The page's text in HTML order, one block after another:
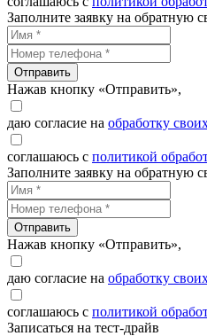
Заполните заявку на обратную
Отправить
Нажав кнопку «Отправить»,
даю согласие на обработку
соглашаюсь с политикой
Заполните заявку на обратную
Отправить
Нажав кнопку «Отправить»,
даю согласие на обработку
соглашаюсь с политикой
Записаться на тест-драйв